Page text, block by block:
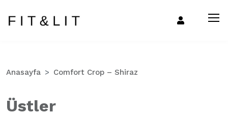
Anasayfa Comfort Crop – Shiraz
Üstler